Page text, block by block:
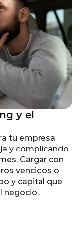
y el
tu empresa
y complicando
Cargar con
vencidos o
y capital que
negocio.